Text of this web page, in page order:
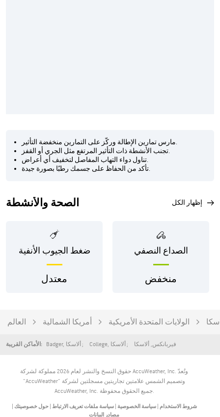
مارس تمارين الإطالة وركّز على التمارين منخفضة التأثير.
تجنب الأنشطة ذات التأثير المرتفع مثل الجري أو القفز.
تناول دواء التهاب المفاصل لتخفيف أي أعراض.
تأكد من الحفاظ على جسمك رطبًا بصورة جيدة.
الصحة والأنشطة إظهار الكل
ضغط الجيوب الأنفية
معتدل
الصداع النصفي
منخفض
العالم أمريكا الشمالية الولايات المتحدة الأمريكية
الأماكن القريبة: Badger, ألاسكا College, ألاسكا فيربانكس, ألاسكا
حقوق النسخ والنشر لعام 2026 مملوكة لشركة AccuWeather, Inc. وتُعدّ
"AccuWeather" وتصميم الشمس علامتين تجاريتين مسجلتين لشركة
AccuWeather, Inc. جميع الحقوق محفوظة.
شروط الاستخدام |سياسة الخصوصية |سياسة ملفات تعريف الارتباط حول خصوصيتك
مصادر البيانات